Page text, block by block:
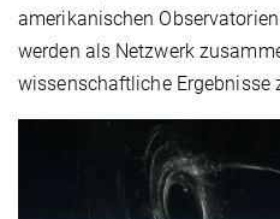
amerikanischen
werden als Netzwerk
wissenschaftliche Ergebnisse